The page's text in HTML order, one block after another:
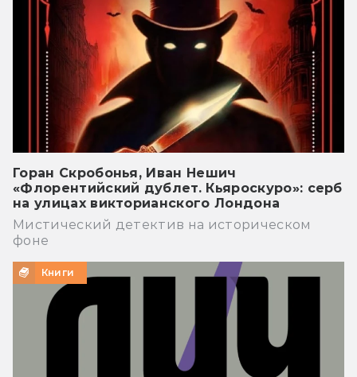
Горан Скробонья, Иван Нешич
«Флорентийский дублет. Кьяроскуро»: серб
на улицах викторианского Лондона
Мистический детектив на историческом
фоне
Книги